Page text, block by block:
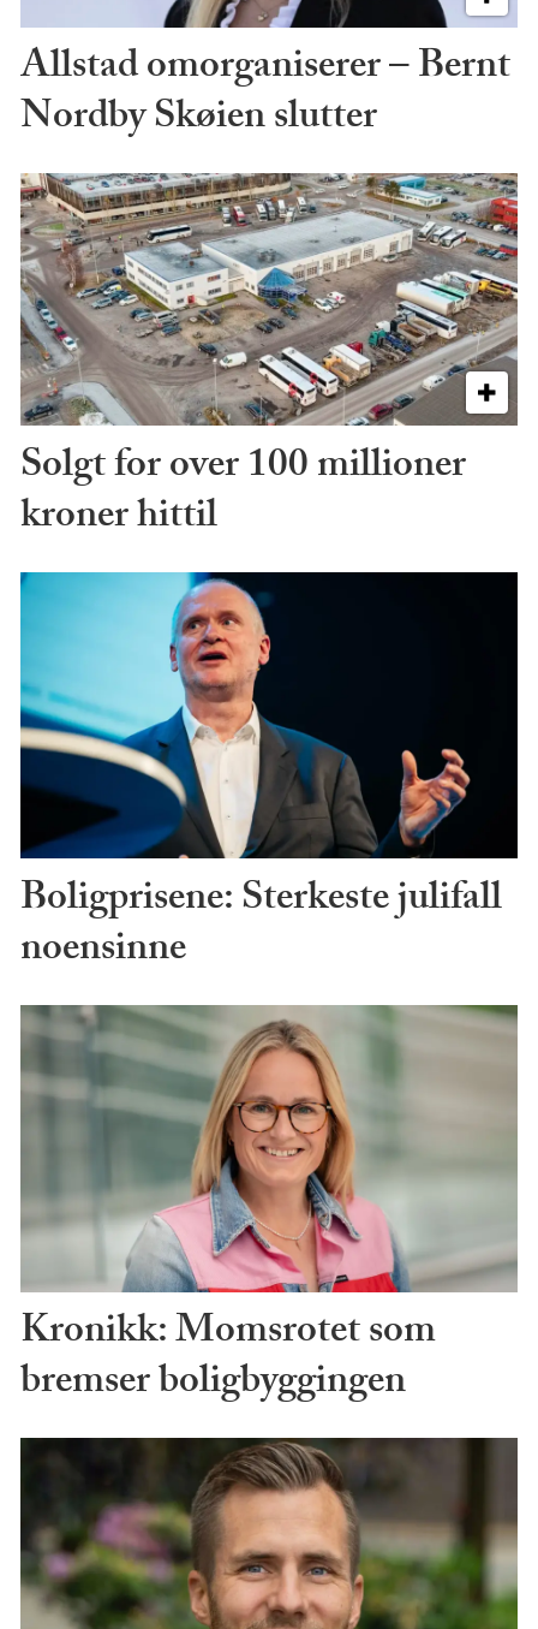
Allstad omorganiserer – Bernt
Nordby Skøien slutter
Solgt for over 100 millioner
kroner hittil
Boligprisene: Sterkeste julifall
noensinne
Kronikk: Momsrotet som
bremser boligbyggingen